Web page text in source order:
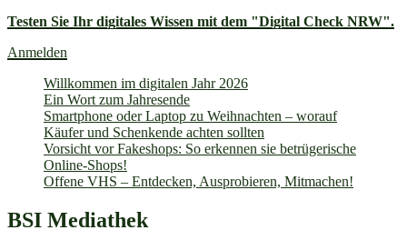
Testen Sie Ihr digitales Wissen mit dem "Digital Check NRW".
Anmelden
Willkommen im digitalen Jahr 2026
Ein Wort zum Jahresende
Smartphone oder Laptop zu Weihnachten – worauf
Käufer und Schenkende achten sollten
Vorsicht vor Fakeshops: So erkennen sie betrügerische
Online-Shops!
Offene VHS – Entdecken, Ausprobieren, Mitmachen!
BSI Mediathek